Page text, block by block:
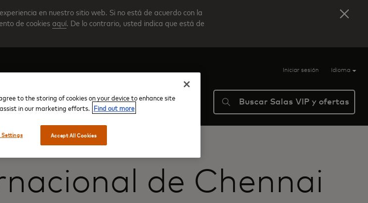
en nuestro sitio web. Si no está de acuerdo con la
de cookies aquí. De lo contrario, usted indica que está de
Iniciar sesión Idioma
Descripción general del programa Ayuda Buscar Salas VIP y ofertas
de Chennai
to the storing of cookies on your device to enhance site
in our marketing efforts. Find out more
Accept All Cookies
Settings